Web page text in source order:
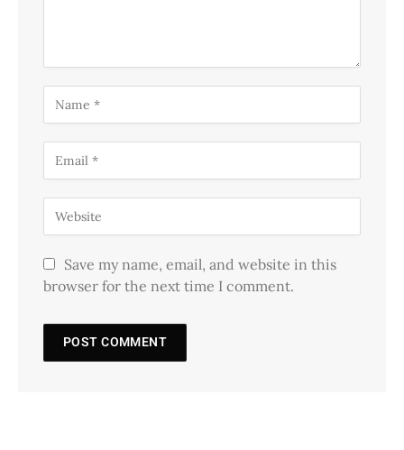
Save my name, email, and website in this
browser for the next time I comment.